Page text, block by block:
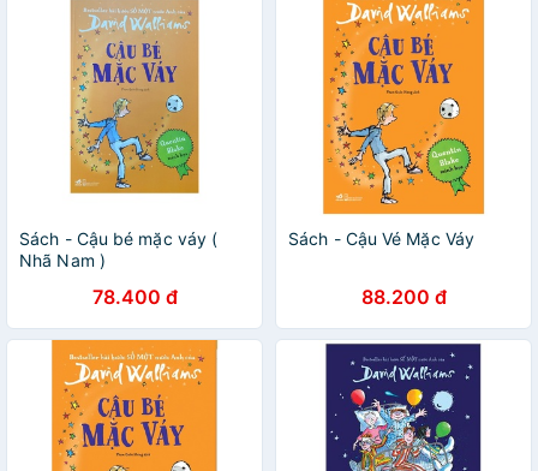
Sách - Cậu bé mặc váy (
Nhã Nam )
78.400 đ
Sách - Cậu Vé Mặc Váy
88.200 đ